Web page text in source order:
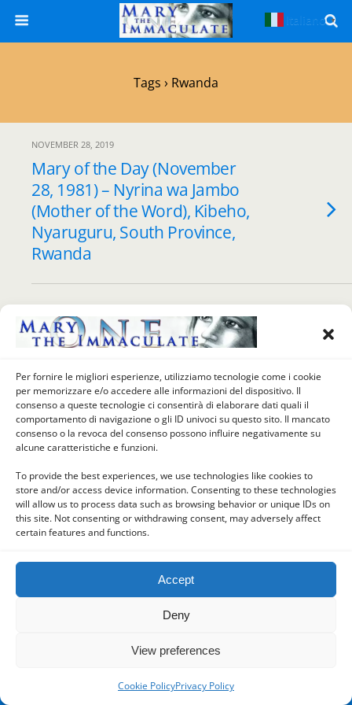
Per fornire le migliori esperienze, utilizziamo tecnologie come i cookie
per memorizzare e/o accedere alle informazioni del dispositivo. Il
consenso a queste tecnologie ci consentirà di elaborare dati quali il
comportamento di navigazione o gli ID univoci su questo sito. Il mancato
consenso o la revoca del consenso possono influire negativamente su
alcune caratteristiche e funzioni.
To provide the best experiences, we use technologies like cookies to
store and/or access device information. Consenting to these technologies
will allow us to process data such as browsing behavior or unique IDs on
this site. Not consenting or withdrawing consent, may adversely affect
certain features and functions.
Accept
Deny
View preferences
Cookie PolicyPrivacy Policy
Tags › Rwanda
NOVEMBER 28, 2019
Mary of the Day (November
28, 1981) – Nyrina wa Jambo
(Mother of the Word), Kibeho,
Nyaruguru, South Province,
Rwanda
Back to top
Mobile Desktop
Italiano ▼
WPtouch Mobile Suite for WordPress